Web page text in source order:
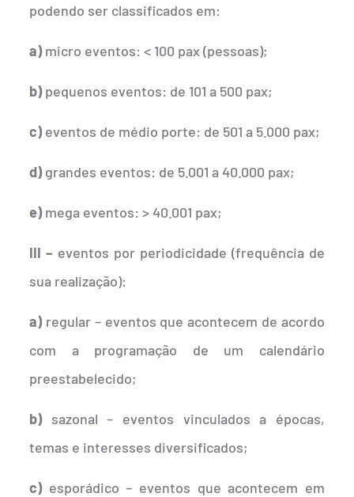
podendo ser classificados em:
a)micro eventos: < 100 pax (pessoas);
b)pequenos eventos: de 101 a 500 pax;
c)eventos de médio porte: de 501 a 5.000 pax;
d)grandes eventos: de 5.001 a 40.000 pax;
e)mega eventos: > 40.001 pax;
III – eventos por periodicidade (frequência de
sua realização):
a)regular – eventos que acontecem de acordo
com a programação de um calendário
preestabelecido;
b)sazonal – eventos vinculados a épocas,
temas e interesses diversificados;
c)esporádico – eventos que acontecem em